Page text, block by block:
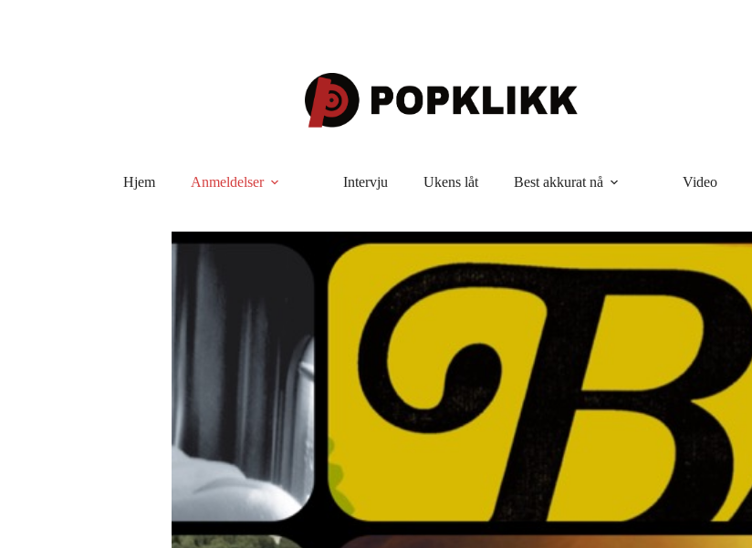
Hjem Anmeldelser Intervju Ukens låt Best akkurat nå Video